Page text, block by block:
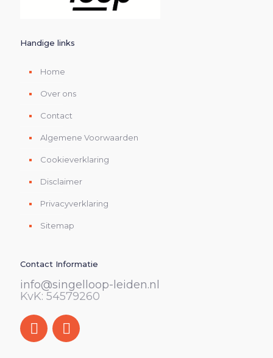
Handige links
Home
Over ons
Contact
Algemene Voorwaarden
Cookieverklaring
Disclaimer
Privacyverklaring
Sitemap
Contact Informatie
info@singelloop-leiden.nl
KvK: 54579260